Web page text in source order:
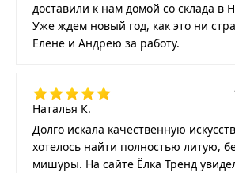
доставили к нам домой со склада в
Уже ждем новый год, как это ни
Елене и Андрею за работу.
Наталья К.
Долго искала качественную
хотелось найти полностью литую,
мишуры. На сайте Ёлка Тренд